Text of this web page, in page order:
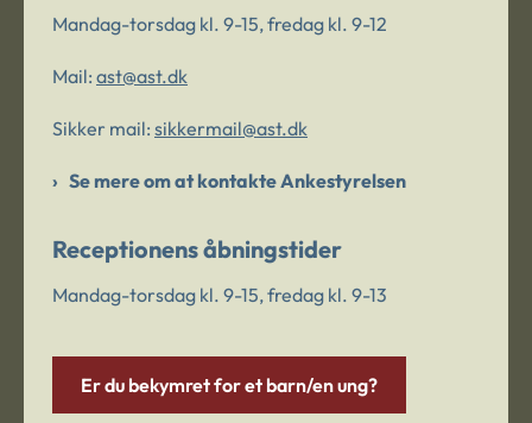
Mandag-torsdag kl. 9-15, fredag kl. 9-12
Mail: ast@ast.dk
Sikker mail: sikkermail@ast.dk
Se mere om at kontakte Ankestyrelsen
Receptionens åbningstider
Mandag-torsdag kl. 9-15, fredag kl. 9-13
Er du bekymret for et barn/en ung?